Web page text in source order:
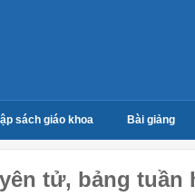
sách giáo khoa Bài giảng
tử, bảng tuần